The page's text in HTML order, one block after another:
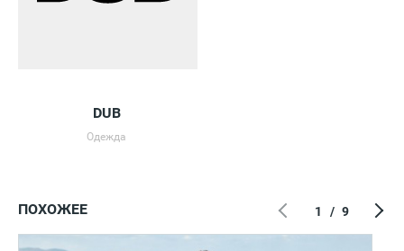
DUB
Одежда
ПОХОЖЕЕ 1 / 9